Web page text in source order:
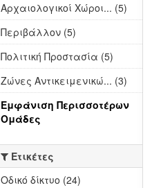
Αρχαιολογικοί Χώροι... (5)
Περιβάλλον (5)
Πολιτική Προστασία (5)
Ζώνες Αντικειμενικώ... (3)
Εμφάνιση Περισσοτέρων
Ομάδες
Ετικέτες
Οδικό δίκτυο (24)